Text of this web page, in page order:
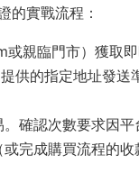
的實戰流程：
親臨門市）獲取
供的指定地址發送
確認次數要求因
完成購買流程的